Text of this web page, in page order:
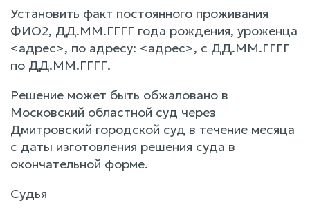
Установить факт постоянного проживания
ФИО2, ДД.ММ.ГГГГ года рождения, уроженца
<адрес>, по адресу: <адрес>, с ДД.ММ.ГГГГ
по ДД.ММ.ГГГГ.
Решение может быть обжаловано в
Московский областной суд через
Дмитровский городской суд в течение месяца
с даты изготовления решения суда в
окончательной форме.
Судья